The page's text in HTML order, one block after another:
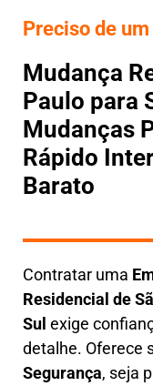
Preciso de
Mudança
Paulo para
Mudanças
Rápido
Barato
Contratar uma E
Residencial de
Sul exige
detalhe. Oferece
Segurança, seja